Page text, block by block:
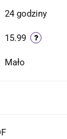
24 godziny
15.99
Mało